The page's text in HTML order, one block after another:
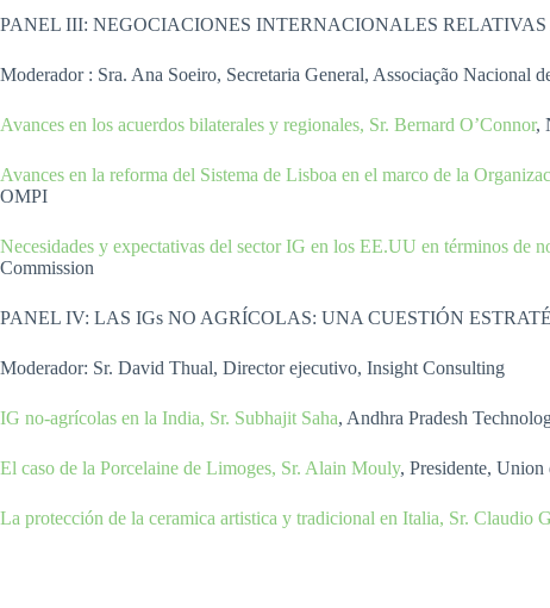
PANEL III: NEGOCIACIONES INTERNACIONALES RELATIVAS
Moderador : Sra. Ana Soeiro, Secretaria General, Associação
Avances en los acuerdos bilaterales y regionales, Sr. Bernard O’Connor,
Avances en la reforma del Sistema de Lisboa en el marco de la
OMPI
Necesidades y expectativas del sector IG en los EE.UU en términos de
Commission
PANEL IV: LAS IGs NO AGRÍCOLAS: UNA CUESTIÓN
Moderador: Sr. David Thual, Director ejecutivo, Insight Consulting
IG no-agrícolas en la India, Sr. Subhajit Saha, Andhra Pradesh
El caso de la Porcelaine de Limoges, Sr. Alain Mouly, Presidente, Union
La protección de la ceramica artistica y tradicional en Italia, Sr. Claudio